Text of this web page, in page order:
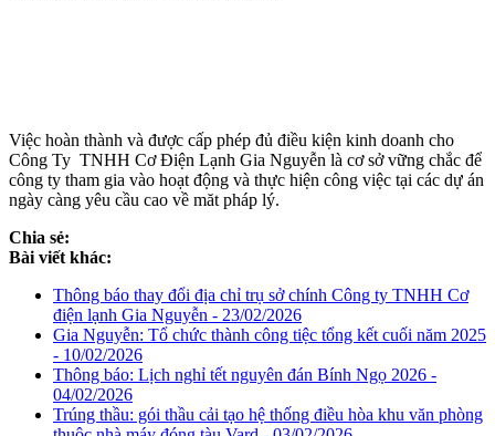
Việc hoàn thành và được cấp phép đủ điều kiện kinh doanh cho
Công Ty TNHH Cơ Điện Lạnh Gia Nguyễn là cơ sở vững chắc để
công ty tham gia vào hoạt động và thực hiện công việc tại các dự án
ngày càng yêu cầu cao về măt pháp lý.
Chia sẻ:
Bài viết khác:
Thông báo thay đổi địa chỉ trụ sở chính Công ty TNHH Cơ
điện lạnh Gia Nguyễn - 23/02/2026
Gia Nguyễn: Tổ chức thành công tiệc tổng kết cuối năm 2025
- 10/02/2026
Thông báo: Lịch nghỉ tết nguyên đán Bính Ngọ 2026 -
04/02/2026
Trúng thầu: gói thầu cải tạo hệ thống điều hòa khu văn phòng